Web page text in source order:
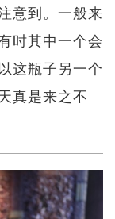
意到。一般来
时其中一个会
这瓶子另一个
真是来之不